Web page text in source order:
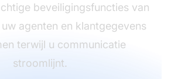
beveiligingsfuncties van
agenten en klantgegevens
terwijl u communicatie
stroomlijnt.